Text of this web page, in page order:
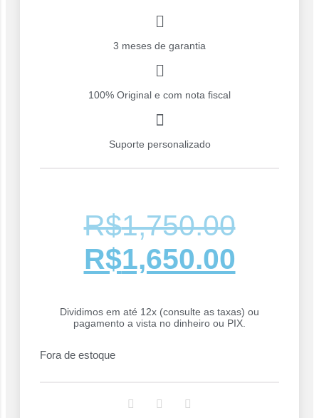
3 meses de garantia
100% Original e com nota fiscal
Suporte personalizado
R$1,750.00
R$1,650.00
Dividimos em até 12x (consulte as taxas) ou
pagamento a vista no dinheiro ou PIX.
Fora de estoque